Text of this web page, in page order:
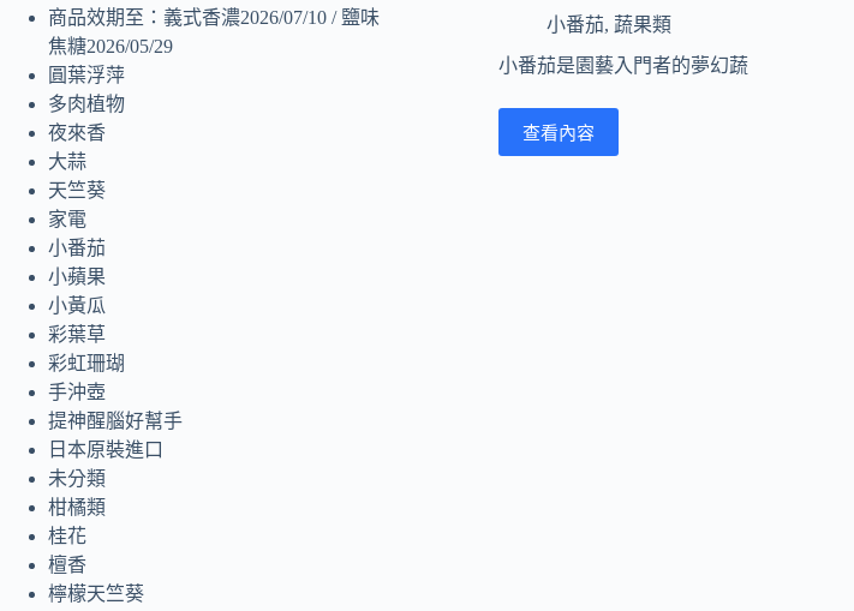
小番茄, 蔬果類
小番茄是園藝入門者的夢幻蔬
查看內容
商品效期至：義式香濃2026/07/10 / 鹽味
焦糖2026/05/29
圓葉浮萍
多肉植物
夜來香
大蒜
天竺葵
家電
小番茄
小蘋果
小黃瓜
彩葉草
彩虹珊瑚
手沖壺
提神醒腦好幫手
日本原裝進口
未分類
柑橘類
桂花
檀香
檸檬天竺葵